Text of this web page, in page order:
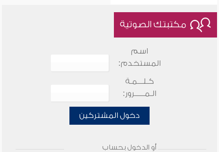
مكتبتك الصوتية
اسم
المستخدم:
كـلـــمـة
الـمـــــرور:
دخول المشتركين
أو الدخول بحساب